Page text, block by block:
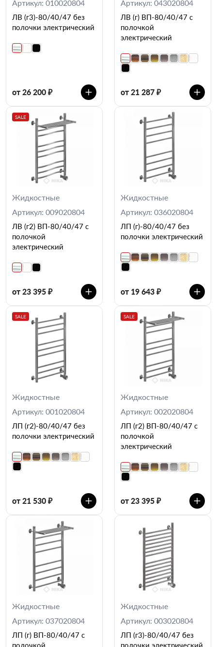
Артикул: 010020804
ЛВ (г3)-80/40/47 без
полочки электрический
от 26 200 ₽
Артикул: 043020804
ЛВ (г) ВП-80/40/47 с
полочкой
электрический
от 21 287 ₽
SALE
Жидкостные
Артикул: 009020804
ЛВ (г2) ВП-80/40/47 с
полочкой
электрический
от 23 395 ₽
Жидкостные
Артикул: 036020804
ЛП (г)-80/40/47 без
полочки электрический
от 19 643 ₽
SALE
Жидкостные
Артикул: 001020804
ЛП (г2)-80/40/47 без
полочки электрический
от 21 530 ₽
SALE
Жидкостные
Артикул: 002020804
ЛП (г2) ВП-80/40/47 с
полочкой
электрический
от 23 395 ₽
Жидкостные
Артикул: 037020804
ЛП (г) ВП-80/40/47 с
полочкой
Жидкостные
Артикул: 003020804
ЛП (г3)-80/40/47 без
полочки электрический